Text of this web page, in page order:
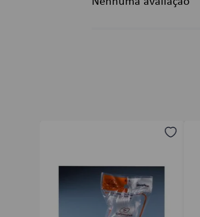
Título
Escreva uma avaliação